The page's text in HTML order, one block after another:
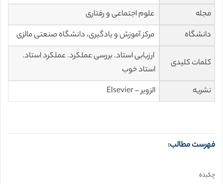
مجله
علوم اجتماعی و رفتاری
دانشگاه
مرکزآموزش و یادگیری، دانشگاه صنعتی مالزی
کلمات کلیدی
ارزیابی استاد. بررسی عملکرد. عملکرد استاد.
استاد خوب
نشریه
الزویر – Elsevier
فهرست مطالب:
چکیده